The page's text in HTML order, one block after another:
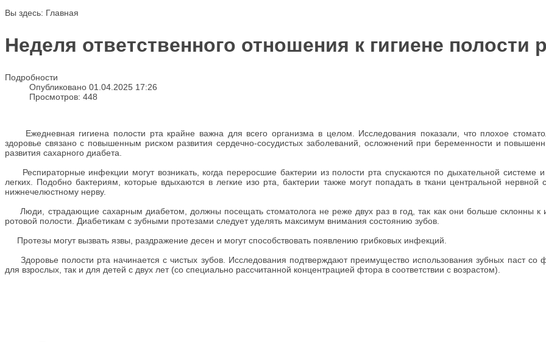
Вы здесь: Главная
Неделя ответственного отношения к гигиене полости
Подробности
Опубликовано 01.04.2025 17:26
Просмотров: 448
Ежедневная гигиена полости рта крайне важна для всего организма в целом. Исследования показали, что плохое
здоровье связано с повышенным риском развития сердечно-сосудистых заболеваний, осложнений при беременности и
развития сахарного диабета.
Респираторные инфекции могут возникать, когда переросшие бактерии из полости рта спускаются по дыхательной системе
легких. Подобно бактериям, которые вдыхаются в легкие изо рта, бактерии также могут попадать в ткани центральной нервной
нижнечелюстному нерву.
Люди, страдающие сахарным диабетом, должны посещать стоматолога не реже двух раз в год, так как они больше склонны к
ротовой полости. Диабетикам с зубными протезами следует уделять максимум внимания состоянию зубов.
Протезы могут вызвать язвы, раздражение десен и могут способствовать появлению грибковых инфекций.
Здоровье полости рта начинается с чистых зубов. Исследования подтверждают преимущество использования зубных паст со
для взрослых, так и для детей с двух лет (со специально рассчитанной концентрацией фтора в соответствии с возрастом).